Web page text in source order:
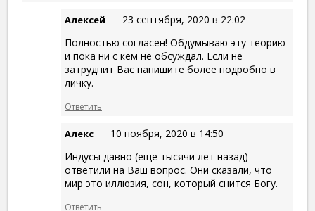
Алексей
23 сентября, 2020 в 22:02
Полностью согласен! Обдумываю эту теорию
и пока ни с кем не обсуждал. Если не
затруднит Вас напишите более подробно в
личку.
Ответить
Алекс
10 ноября, 2020 в 14:50
Индусы давно (еще тысячи лет назад)
ответили на Ваш вопрос. Они сказали, что
мир это иллюзия, сон, который снится Богу.
Ответить